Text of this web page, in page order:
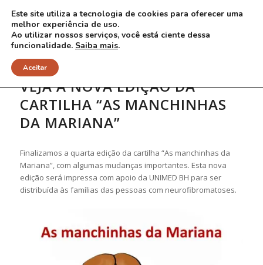
VEJA A NOVA EDIÇÃO DA
CARTILHA “AS MANCHINHAS
DA MARIANA”
Finalizamos a quarta edição da cartilha “As manchinhas da
Mariana”, com algumas mudanças importantes. Esta nova
edição será impressa com apoio da UNIMED BH para ser
distribuída às famílias das pessoas com neurofibromatoses.
Este site utiliza a tecnologia de cookies para oferecer uma
melhor experiência de uso.
Ao utilizar nossos serviços, você está ciente dessa
funcionalidade. Saiba mais.
Aceitar